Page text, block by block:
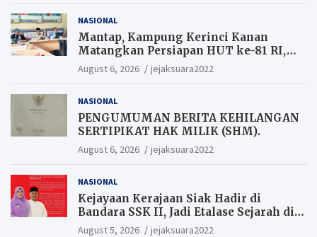
NASIONAL
Mantap, Kampung Kerinci Kanan
Matangkan Persiapan HUT ke-81 RI,
Warga yang ikut Upacara
Berkesempatan Raih Hadiah
August 6, 2026 jejaksuara2022
NASIONAL
PENGUMUMAN BERITA KEHILANGAN
SERTIPIKAT HAK MILIK (SHM).
August 6, 2026 jejaksuara2022
NASIONAL
Kejayaan Kerajaan Siak Hadir di
Bandara SSK II, Jadi Etalase Sejarah di
Gerbang Riau
August 5, 2026 jejaksuara2022